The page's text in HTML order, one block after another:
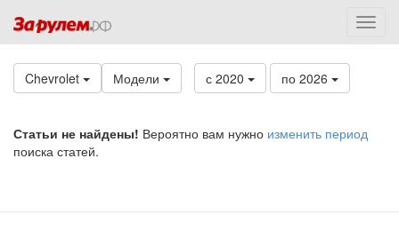
Chevrolet Модели с 2020 по 2026
Статьи не найдены! Вероятно вам нужно изменить период
поиска статей.